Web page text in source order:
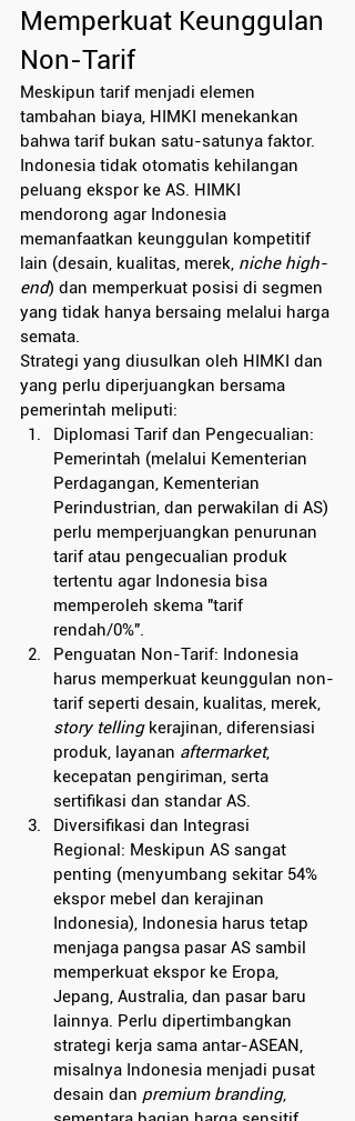
Memperkuat Keunggulan
Non-Tarif
Meskipun tarif menjadi elemen
tambahan biaya, HIMKI menekankan
bahwa tarif bukan satu-satunya faktor.
Indonesia tidak otomatis kehilangan
peluang ekspor ke AS. HIMKI
mendorong agar Indonesia
memanfaatkan keunggulan kompetitif
lain (desain, kualitas, merek, niche high-
end) dan memperkuat posisi di segmen
yang tidak hanya bersaing melalui harga
semata.
Strategi yang diusulkan oleh HIMKI dan
yang perlu diperjuangkan bersama
pemerintah meliputi:
Diplomasi Tarif dan Pengecualian:
Pemerintah (melalui Kementerian
Perdagangan, Kementerian
Perindustrian, dan perwakilan di AS)
perlu memperjuangkan penurunan
tarif atau pengecualian produk
tertentu agar Indonesia bisa
memperoleh skema "tarif
rendah/0%".
Penguatan Non-Tarif: Indonesia
harus memperkuat keunggulan non-
tarif seperti desain, kualitas, merek,
story telling kerajinan, diferensiasi
produk, layanan aftermarket,
kecepatan pengiriman, serta
sertifikasi dan standar AS.
Diversifikasi dan Integrasi
Regional: Meskipun AS sangat
penting (menyumbang sekitar 54%
ekspor mebel dan kerajinan
Indonesia), Indonesia harus tetap
menjaga pangsa pasar AS sambil
memperkuat ekspor ke Eropa,
Jepang, Australia, dan pasar baru
lainnya. Perlu dipertimbangkan
strategi kerja sama antar-ASEAN,
misalnya Indonesia menjadi pusat
desain dan premium branding,